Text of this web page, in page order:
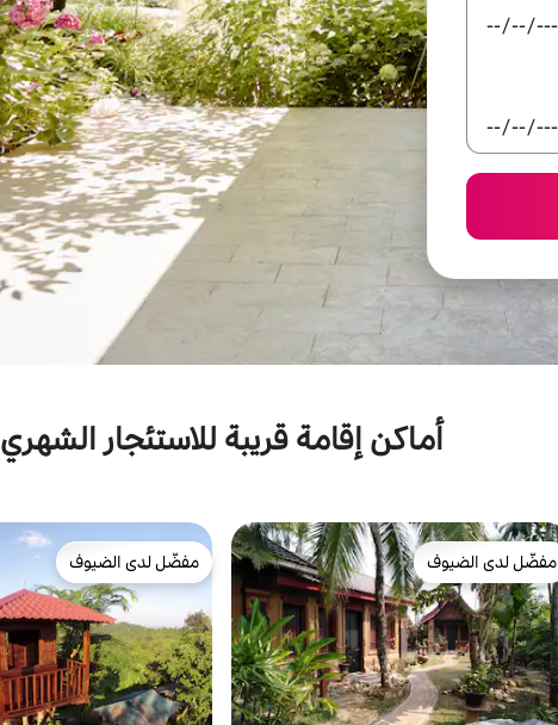
أماكن إقامة قريبة للاستئجار الشهري
مفضّل لدى الضيوف
مفضّل لدى الضيوف
مفضّل لدى الضيوف
مفضّل لدى الضيوف